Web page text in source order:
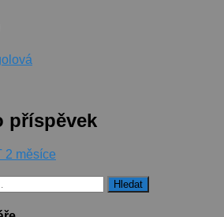
příspěvek
2 měsíce